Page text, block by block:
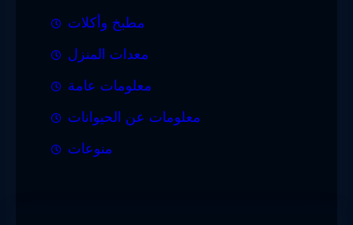
مطبخ وأكلات
معدات المنزل
معلومات عامة
معلومات عن الحيوانات
منوعات